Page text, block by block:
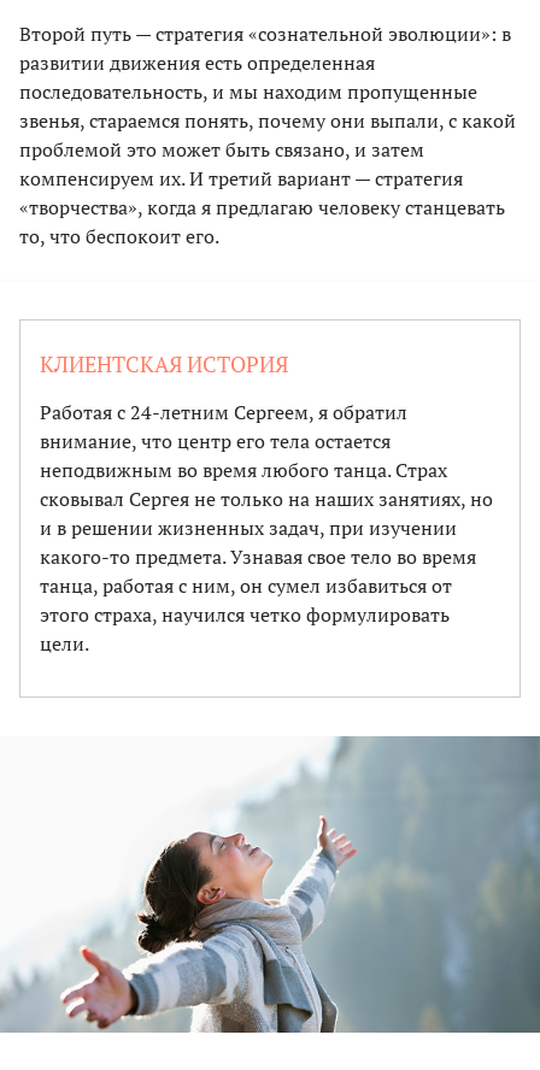
Второй путь — стратегия «сознательной эволюции»: в
развитии движения есть определенная
последовательность, и мы находим пропущенные
звенья, стараемся понять, почему они выпали, с какой
проблемой это может быть связано, и затем
компенсируем их. И третий вариант — стратегия
«творчества», когда я предлагаю человеку станцевать
то, что беспокоит его.
КЛИЕНТСКАЯ ИСТОРИЯ
Работая с 24-летним Сергеем, я обратил
внимание, что центр его тела остается
неподвижным во время любого танца. Страх
сковывал Сергея не только на наших занятиях, но
и в решении жизненных задач, при изучении
какого-то предмета. Узнавая свое тело во время
танца, работая с ним, он сумел избавиться от
этого страха, научился четко формулировать
цели.